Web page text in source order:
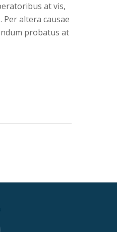
at vis,
altera causae
probatus at